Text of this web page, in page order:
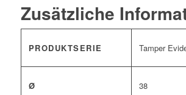
Zusätzliche
PRODUKTSERIE Tamper
Ø 38